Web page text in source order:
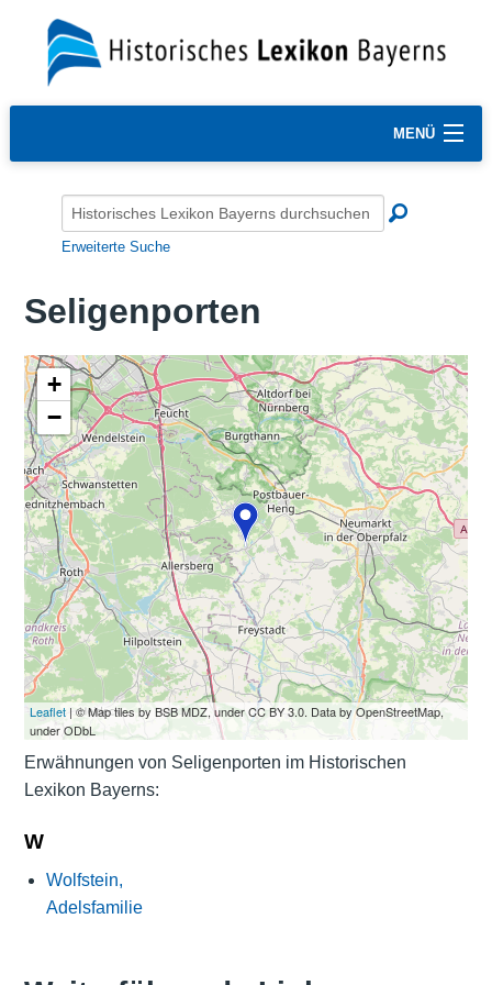
MENÜ
Erweiterte Suche
Seligenporten
+
−
Leaflet| © Map tiles by BSB MDZ, under CC BY 3.0. Data by OpenStreetMap,
under ODbL
Erwähnungen von Seligenporten im Historischen
Lexikon Bayerns:
W
Wolfstein,
Adelsfamilie